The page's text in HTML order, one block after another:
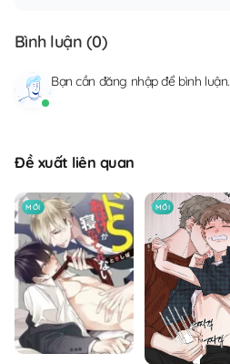
Bình luận (0)
Bạn cần đăng nhậpđể bình luận.
Đề xuất liên quan
MỚI MỚI